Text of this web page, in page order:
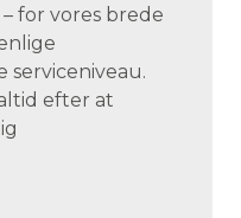
for vores brede
serviceniveau.
efter at